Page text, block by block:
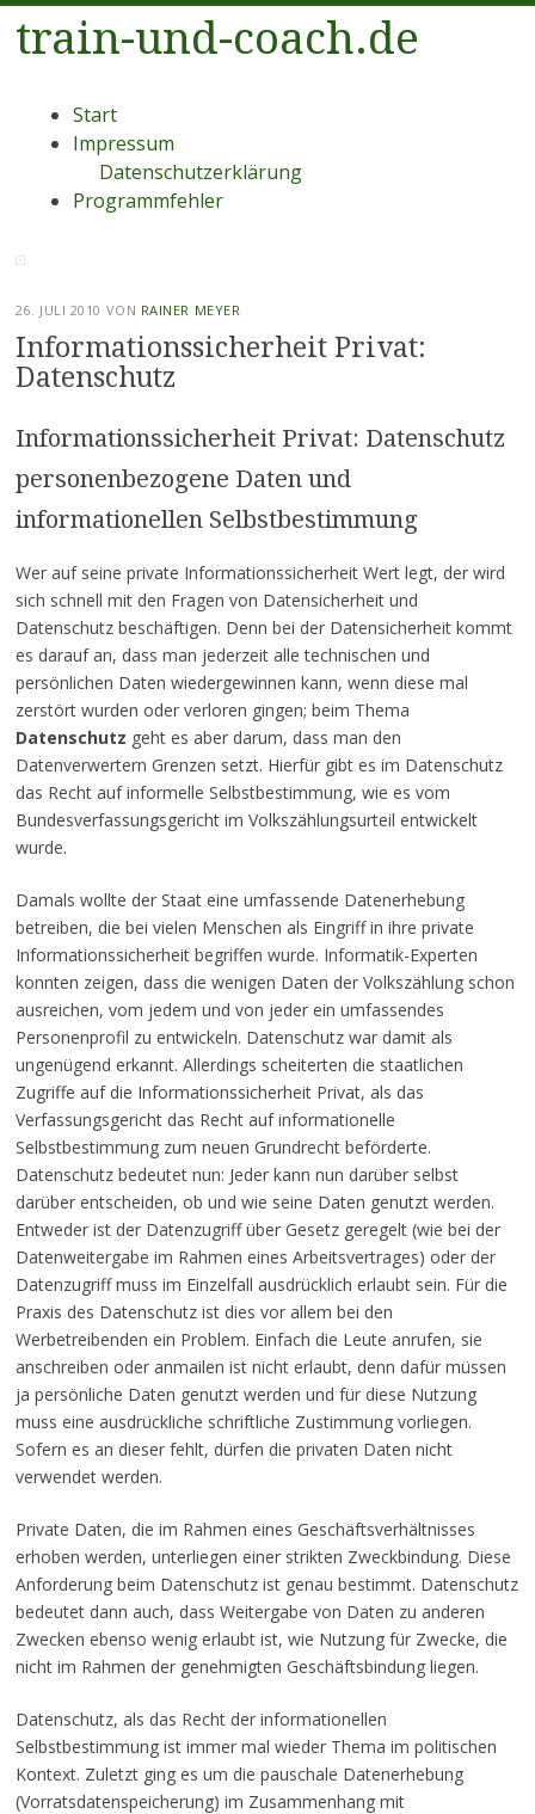
train-und-coach.de
Menü
Zum
Inhalt
Start
Impressum
Datenschutzerklärung
Programmfehler
26. JULI 2010 VON RAINER MEYER
Informationssicherheit Privat:
Datenschutz
Informationssicherheit Privat: Datenschutz
personenbezogene Daten und
informationellen Selbstbestimmung
Wer auf seine private Informationssicherheit Wert legt, der wird
sich schnell mit den Fragen von Datensicherheit und
Datenschutz beschäftigen. Denn bei der Datensicherheit kommt
es darauf an, dass man jederzeit alle technischen und
persönlichen Daten wiedergewinnen kann, wenn diese mal
zerstört wurden oder verloren gingen; beim Thema
Datenschutz geht es aber darum, dass man den
Datenverwertern Grenzen setzt. Hierfür gibt es im Datenschutz
das Recht auf informelle Selbstbestimmung, wie es vom
Bundesverfassungsgericht im Volkszählungsurteil entwickelt
wurde.
Damals wollte der Staat eine umfassende Datenerhebung
betreiben, die bei vielen Menschen als Eingriff in ihre private
Informationssicherheit begriffen wurde. Informatik-Experten
konnten zeigen, dass die wenigen Daten der Volkszählung schon
ausreichen, vom jedem und von jeder ein umfassendes
Personenprofil zu entwickeln. Datenschutz war damit als
ungenügend erkannt. Allerdings scheiterten die staatlichen
Zugriffe auf die Informationssicherheit Privat, als das
Verfassungsgericht das Recht auf informationelle
Selbstbestimmung zum neuen Grundrecht beförderte.
Datenschutz bedeutet nun: Jeder kann nun darüber selbst
darüber entscheiden, ob und wie seine Daten genutzt werden.
Entweder ist der Datenzugriff über Gesetz geregelt (wie bei der
Datenweitergabe im Rahmen eines Arbeitsvertrages) oder der
Datenzugriff muss im Einzelfall ausdrücklich erlaubt sein. Für die
Praxis des Datenschutz ist dies vor allem bei den
Werbetreibenden ein Problem. Einfach die Leute anrufen, sie
anschreiben oder anmailen ist nicht erlaubt, denn dafür müssen
ja persönliche Daten genutzt werden und für diese Nutzung
muss eine ausdrückliche schriftliche Zustimmung vorliegen.
Sofern es an dieser fehlt, dürfen die privaten Daten nicht
verwendet werden.
Private Daten, die im Rahmen eines Geschäftsverhältnisses
erhoben werden, unterliegen einer strikten Zweckbindung. Diese
Anforderung beim Datenschutz ist genau bestimmt. Datenschutz
bedeutet dann auch, dass Weitergabe von Daten zu anderen
Zwecken ebenso wenig erlaubt ist, wie Nutzung für Zwecke, die
nicht im Rahmen der genehmigten Geschäftsbindung liegen.
Datenschutz, als das Recht der informationellen
Selbstbestimmung ist immer mal wieder Thema im politischen
Kontext. Zuletzt ging es um die pauschale Datenerhebung
(Vorratsdatenspeicherung) im Zusammenhang mit